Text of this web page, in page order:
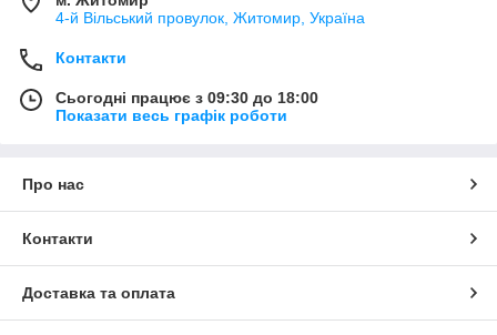
4-й Вільський провулок, Житомир, Україна
Контакти
Сьогодні працює з 09:30 до 18:00
Показати весь графік роботи
Про нас
Контакти
Доставка та оплата